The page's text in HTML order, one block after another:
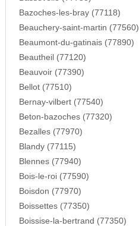
Bazoches-les-bray (77118)
Beauchery-saint-martin (77560)
Beaumont-du-gatinais (77890)
Beautheil (77120)
Beauvoir (77390)
Bellot (77510)
Bernay-vilbert (77540)
Beton-bazoches (77320)
Bezalles (77970)
Blandy (77115)
Blennes (77940)
Bois-le-roi (77590)
Boisdon (77970)
Boissettes (77350)
Boissise-la-bertrand (77350)